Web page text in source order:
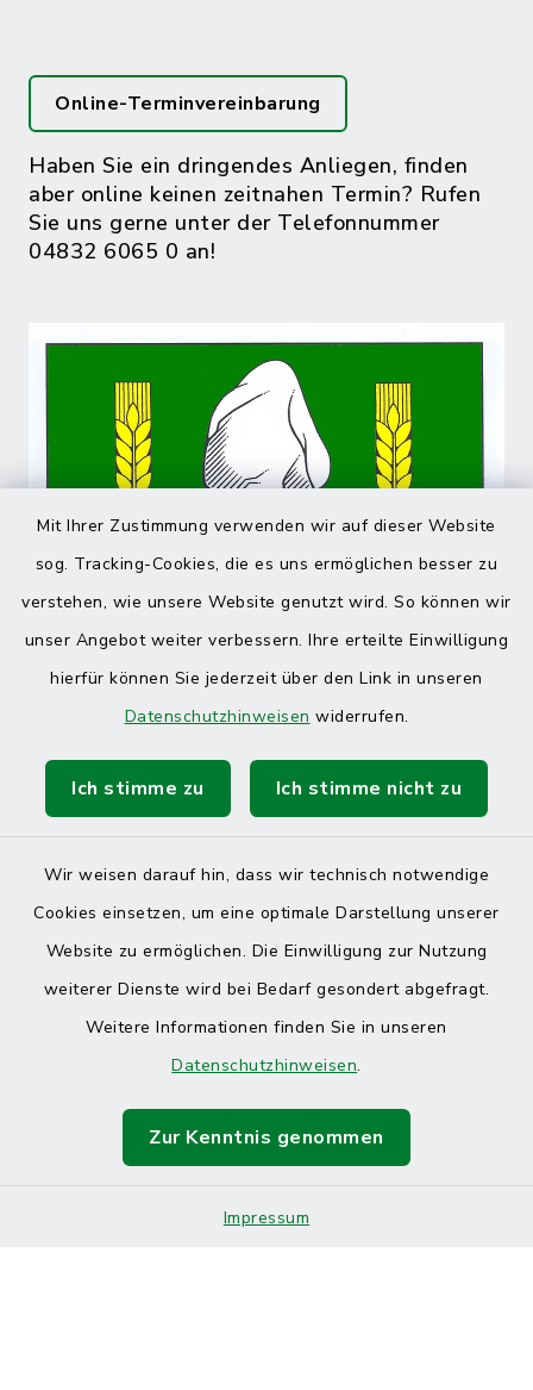
Mit Ihrer Zustimmung verwenden wir auf dieser Website
sog. Tracking-Cookies, die es uns ermöglichen besser zu
verstehen, wie unsere Website genutzt wird. So können wir
unser Angebot weiter verbessern. Ihre erteilte Einwilligung
hierfür können Sie jederzeit über den Link in unseren
Datenschutzhinweisen widerrufen.
Ich stimme zu Ich stimme nicht zu
Wir weisen darauf hin, dass wir technisch notwendige
Cookies einsetzen, um eine optimale Darstellung unserer
Website zu ermöglichen. Die Einwilligung zur Nutzung
weiterer Dienste wird bei Bedarf gesondert abgefragt.
Weitere Informationen finden Sie in unseren
Datenschutzhinweisen.
Zur Kenntnis genommen
Impressum
Online-Terminvereinbarung
Haben Sie ein dringendes Anliegen, finden
aber online keinen zeitnahen Termin? Rufen
Sie uns gerne unter der Telefonnummer
04832 6065 0 an!
Barrierefreiheit
Sitemap